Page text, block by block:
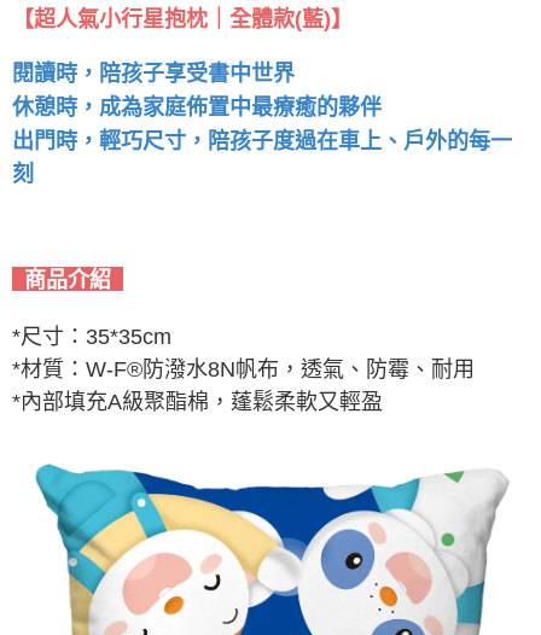
【超人氣小行星抱枕｜全體款(藍)】
閱讀時，陪孩子享受書中世界
休憩時，成為家庭佈置中最療癒的夥伴
出門時，輕巧尺寸，陪孩子度過在車上、戶外的每一
刻
商品介紹
*尺寸：35*35cm
*材質：W-F®防潑水8N帆布，透氣、防霉、耐用
*內部填充A級聚酯棉，蓬鬆柔軟又輕盈